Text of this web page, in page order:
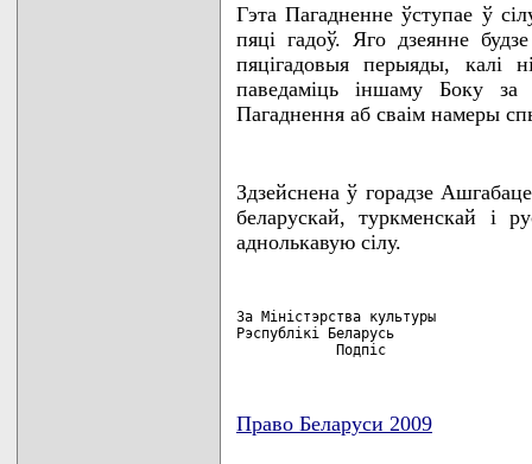
Гэта Пагадненне ўступае ў
пяцi гадоў. Яго дзеянне
пяцiгадовыя перыяды, калi
паведамiць iншаму Боку за
Пагаднення аб сваiм намеры
Здзейснена ў горадзе
беларускай, туркменскай i
аднолькавую сiлу.
За Мiнiстэрства культуры
Рэспублiкi Беларусь
Подпiс
Право Беларуси 2009